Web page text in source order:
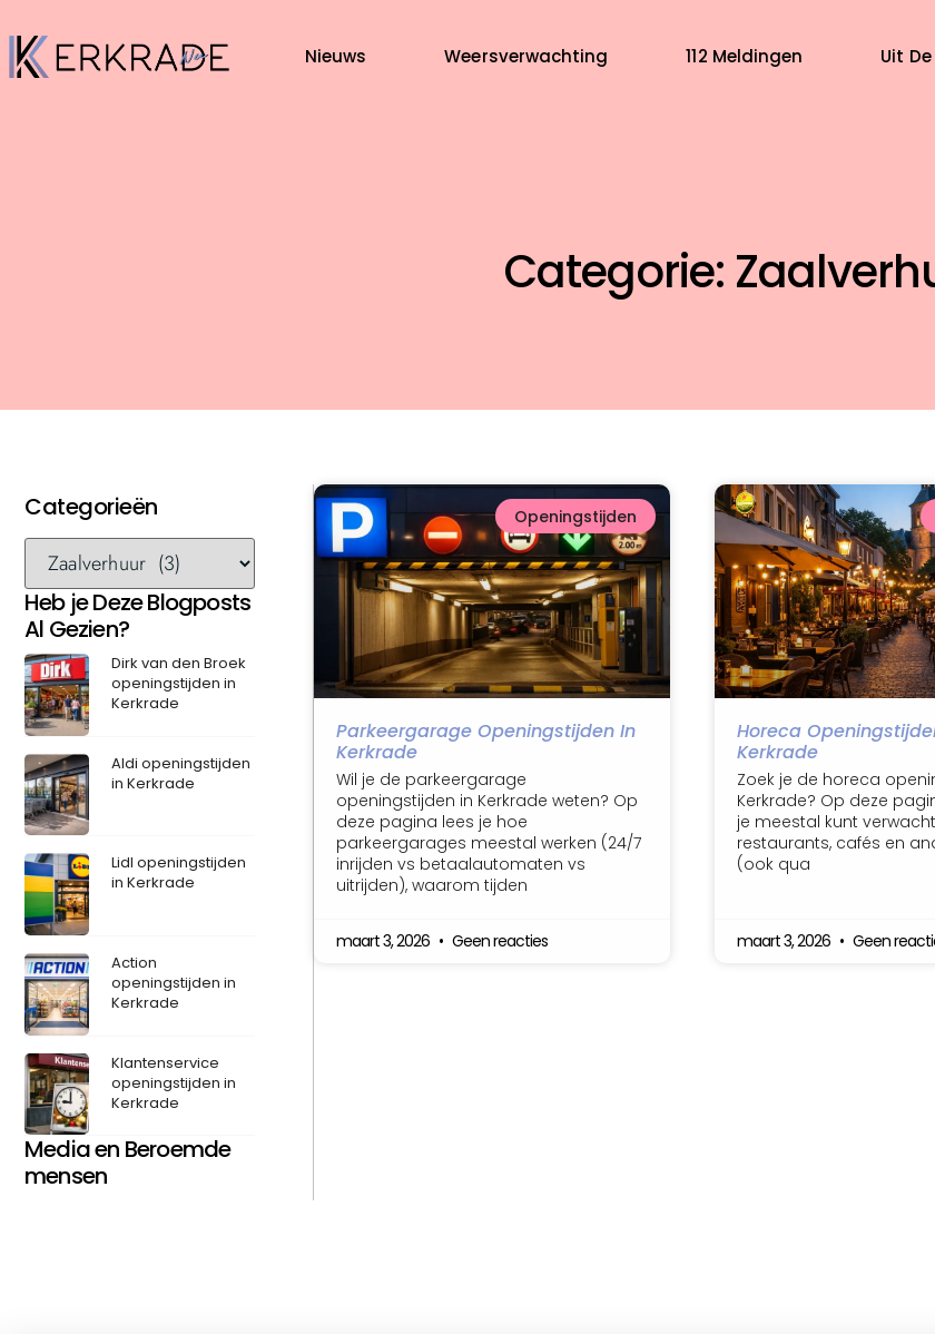
Nieuws Weersverwachting 112 Meldingen Uit
Categorie:
Categorieën
Heb je Deze Blogposts
Al Gezien?
Dirk van den Broek
openingstijden in
Kerkrade
Aldi openingstijden
in Kerkrade
Lidl openingstijden
in Kerkrade
Action
openingstijden in
Kerkrade
Klantenservice
openingstijden in
Kerkrade
Media en Beroemde
mensen
Openingstijden
Parkeergarage Openingstijden In
Kerkrade
Wil je de parkeergarage
openingstijden in Kerkrade weten? Op
deze pagina lees je hoe
parkeergarages meestal werken (24/7
inrijden vs betaalautomaten vs
uitrijden), waarom tijden
maart 3, 2026 Geen reacties
Horeca
Kerkrade
Zoek je de horeca
Kerkrade? Op deze
je meestal kunt
restaurants, cafés en
(ook qua
maart 3, 2026 Geen